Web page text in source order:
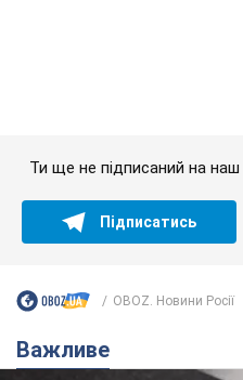
Мобільні тарифи досягли
9.08.2026 23:48
квартир: "слуга народу"
знесення будинків
Чому хочуть зносити оселі